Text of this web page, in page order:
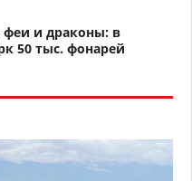
и драконы: в
50 тыс. фонарей